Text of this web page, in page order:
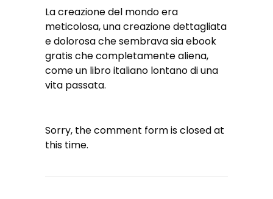
La creazione del mondo era
meticolosa, una creazione dettagliata
e dolorosa che sembrava sia ebook
gratis che completamente aliena,
come un libro italiano lontano di una
vita passata.
Sorry, the comment form is closed at
this time.